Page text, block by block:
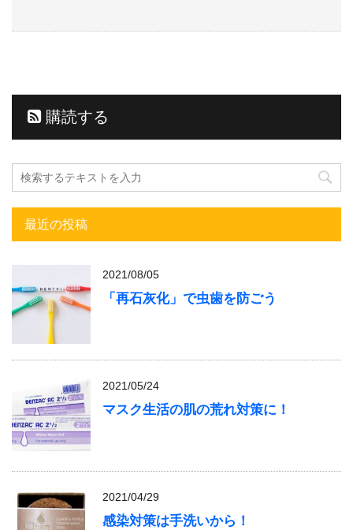
購読する
最近の投稿
2021/08/05
「再石灰化」で虫歯を防ごう
2021/05/24
マスク生活の肌の荒れ対策に！
2021/04/29
感染対策は手洗いから！